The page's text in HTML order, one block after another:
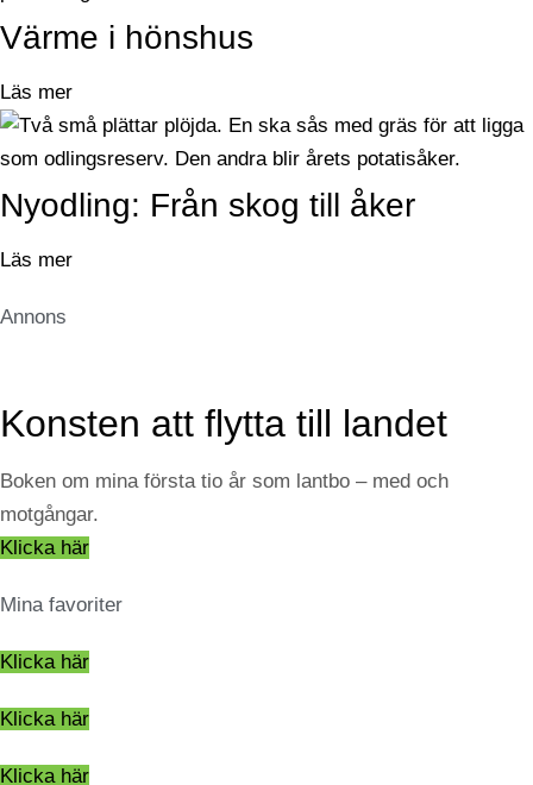
Värme i hönshus
Läs mer
Nyodling: Från skog till åker
Läs mer
Annons
Konsten att flytta till landet
Boken om mina första tio år som lantbo – med och
motgångar.
Klicka här
Mina favoriter
Klicka här
Klicka här
Klicka här